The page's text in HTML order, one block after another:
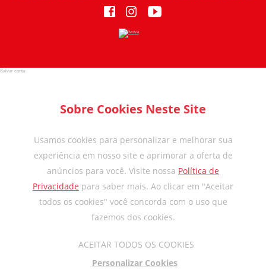
Salvar conta
Sobre Cookies Neste Site
Usamos cookies para personalizar e melhorar sua
experiência em nosso site e aprimorar a oferta de
anúncios para você. Visite nossa Política de
Privacidade para saber mais. Ao clicar em "Aceitar
todos os cookies" você concorda com o uso que
fazemos dos cookies.
ACEITAR TODOS OS COOKIES
Personalizar Cookies